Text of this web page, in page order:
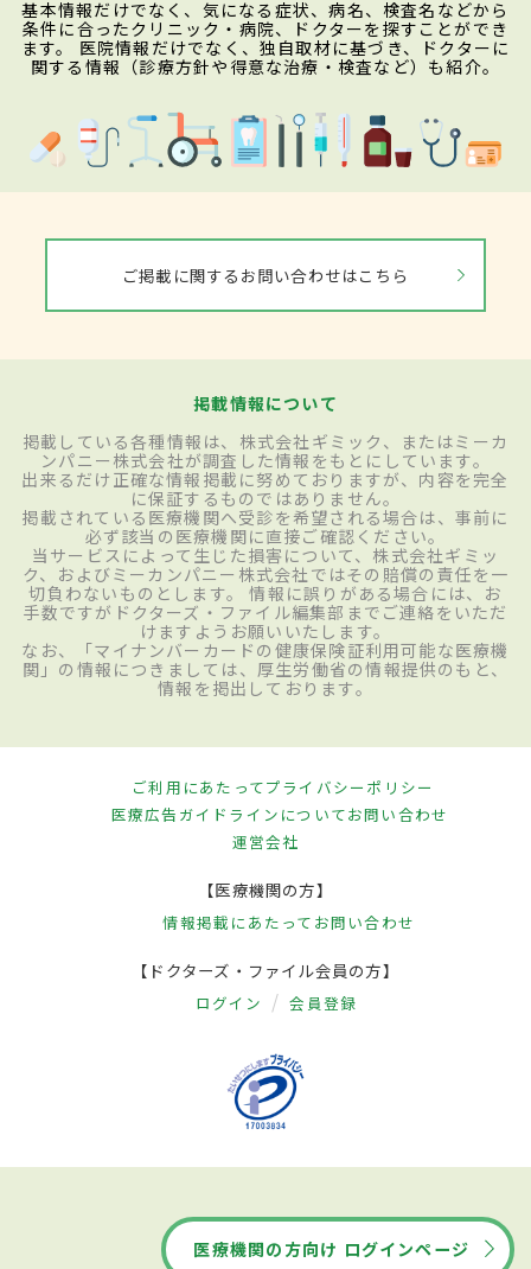
基本情報だけでなく、気になる症状、病名、検査名などから
条件に合ったクリニック・病院、ドクターを探すことができ
ます。 医院情報だけでなく、独自取材に基づき、ドクターに
関する情報（診療方針や得意な治療・検査など）も紹介。
ご掲載に関するお問い合わせはこちら
掲載情報について
掲載している各種情報は、株式会社ギミック、またはミーカ
ンパニー株式会社が調査した情報をもとにしています。
出来るだけ正確な情報掲載に努めておりますが、内容を完全
に保証するものではありません。
掲載されている医療機関へ受診を希望される場合は、事前に
必ず該当の医療機関に直接ご確認ください。
当サービスによって生じた損害について、株式会社ギミッ
ク、およびミーカンパニー株式会社ではその賠償の責任を一
切負わないものとします。 情報に誤りがある場合には、お
手数ですがドクターズ・ファイル編集部までご連絡をいただ
けますようお願いいたします。
なお、「マイナンバーカードの健康保険証利用可能な医療機
関」の情報につきましては、厚生労働省の情報提供のもと、
情報を掲出しております。
ご利用にあたってプライバシーポリシー
医療広告ガイドラインについてお問い合わせ
運営会社
【医療機関の方】
情報掲載にあたって お問い合わせ
【ドクターズ・ファイル会員の方】
ログイン 会員登録
医療機関の方向け ログインページ